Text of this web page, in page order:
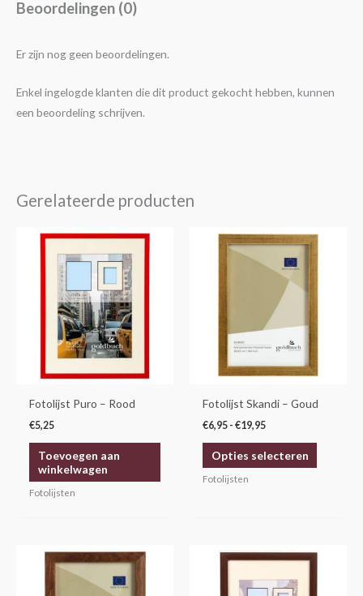
Beoordelingen (0)
Er zijn nog geen beoordelingen.
Enkel ingelogde klanten die dit product gekocht hebben, kunnen
een beoordeling schrijven.
Gerelateerde producten
Fotolijst Puro – Rood
€5,25
Toevoegen aan
winkelwagen
Fotolijsten
Fotolijst Skandi – Goud
€6,95 - €19,95
Prijsklasse:
€6,95
€19,95
Opties selecteren
Dit
kan
gekozen
Fotolijsten
Prijsklasse:
€5,95
€14,95
Dit
Prijsklasse:
€4,25
€14,30
Dit